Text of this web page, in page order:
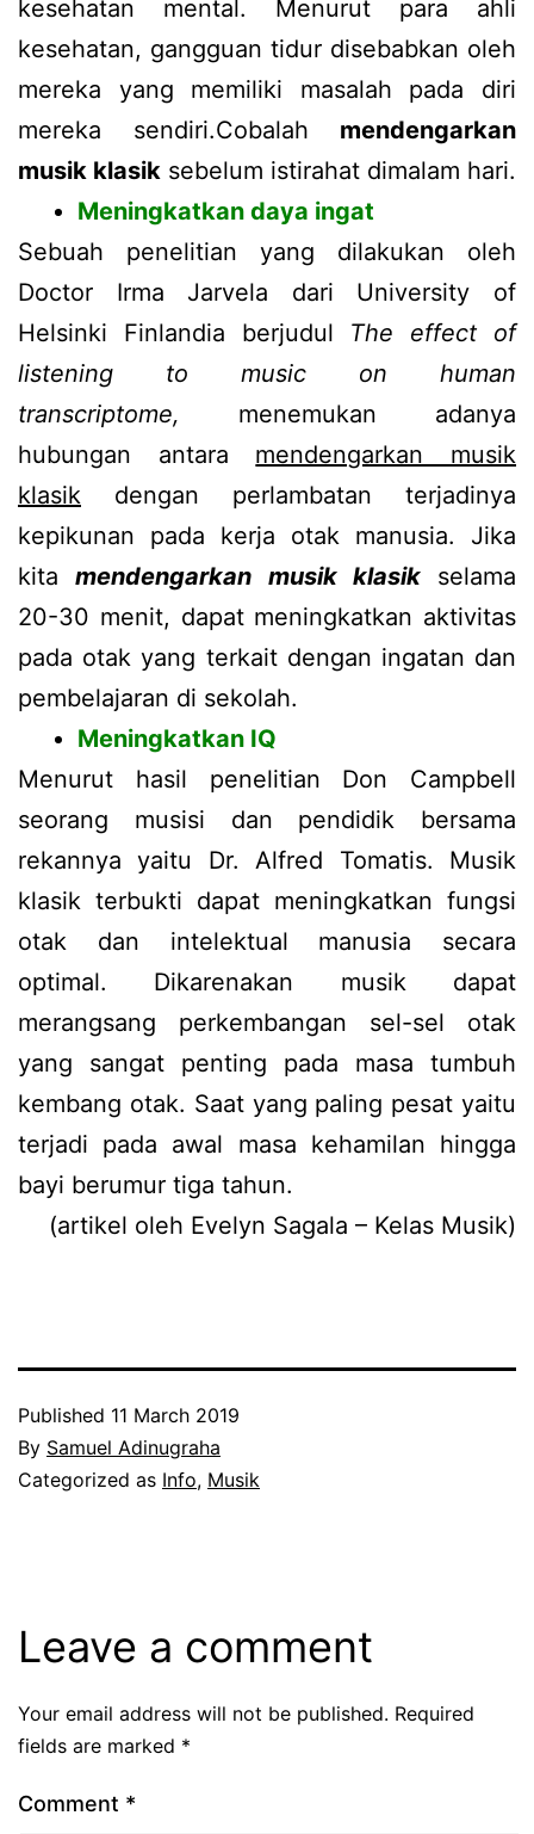
kesehatan mental. Menurut para ahli
kesehatan, gangguan tidur disebabkan oleh
mereka yang memiliki masalah pada diri
mereka sendiri.Cobalah mendengarkan
musik klasik sebelum istirahat dimalam hari.
Meningkatkan daya ingat
Sebuah penelitian yang dilakukan oleh
Doctor Irma Jarvela dari University of
Helsinki Finlandia berjudul The effect of
listening to music on human
transcriptome, menemukan adanya
hubungan antara mendengarkan musik
klasik dengan perlambatan terjadinya
kepikunan pada kerja otak manusia. Jika
kitamendengarkan musik klasikselama
20-30 menit, dapat meningkatkan aktivitas
pada otak yang terkait dengan ingatan dan
pembelajaran di sekolah.
Meningkatkan IQ
Menurut hasil penelitian Don Campbell
seorang musisi dan pendidik bersama
rekannya yaitu Dr. Alfred Tomatis. Musik
klasik terbukti dapat meningkatkan fungsi
otak dan intelektual manusia secara
optimal. Dikarenakan musik dapat
merangsang perkembangan sel-sel otak
yang sangat penting pada masa tumbuh
kembang otak. Saat yang paling pesat yaitu
terjadi pada awal masa kehamilan hingga
bayi berumur tiga tahun.
(artikel oleh Evelyn Sagala – Kelas Musik)
Published 11 March 2019
By Samuel Adinugraha
Categorized as Info, Musik
Leave a comment
Your email address will not be published. Required
fields are marked *
Comment *